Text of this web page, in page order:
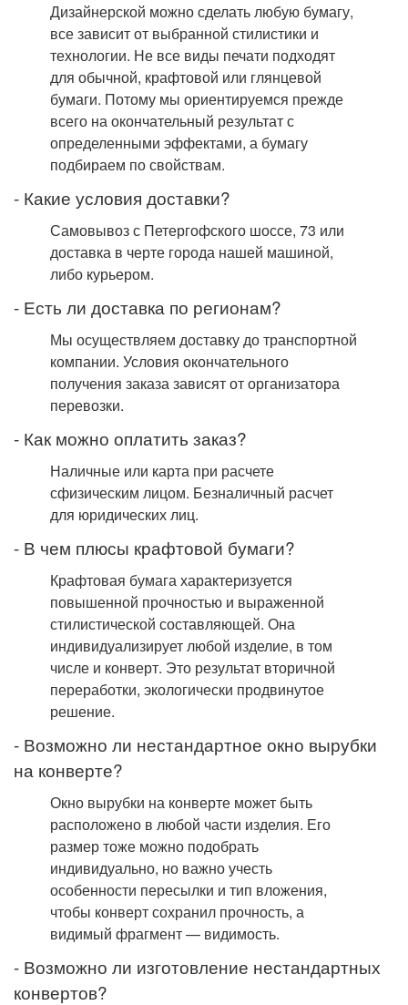
Дизайнерской можно сделать любую бумагу,
все зависит от выбранной стилистики и
технологии. Не все виды печати подходят
для обычной, крафтовой или глянцевой
бумаги. Потому мы ориентируемся прежде
всего на окончательный результат с
определенными эффектами, а бумагу
подбираем по свойствам.
- Какие условия доставки?
Самовывоз с Петергофского шоссе, 73 или
доставка в черте города нашей машиной,
либо курьером.
- Есть ли доставка по регионам?
Мы осуществляем доставку до транспортной
компании. Условия окончательного
получения заказа зависят от организатора
перевозки.
- Как можно оплатить заказ?
Наличные или карта при расчете
сфизическим лицом. Безналичный расчет
для юридических лиц.
- В чем плюсы крафтовой бумаги?
Крафтовая бумага характеризуется
повышенной прочностью и выраженной
стилистической составляющей. Она
индивидуализирует любой изделие, в том
числе и конверт. Это результат вторичной
переработки, экологически продвинутое
решение.
- Возможно ли нестандартное окно вырубки
на конверте?
Окно вырубки на конверте может быть
расположено в любой части изделия. Его
размер тоже можно подобрать
индивидуально, но важно учесть
особенности пересылки и тип вложения,
чтобы конверт сохранил прочность, а
видимый фрагмент — видимость.
- Возможно ли изготовление нестандартных
конвертов?